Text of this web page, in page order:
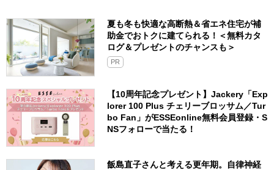
夏も冬も快適な高断熱＆省エネ住宅が補
助金でおトクに建てられる！＜無料カタ
ログ＆プレゼントのチャンスも＞
PR
【10周年記念プレゼント】Jackery「Exp
lorer 100 Plus チェリーブロッサム／Tur
bo Fan」がESSEonline無料会員登録・S
NSフォローで当たる！
飯島直子さんと考える更年期。自律神経